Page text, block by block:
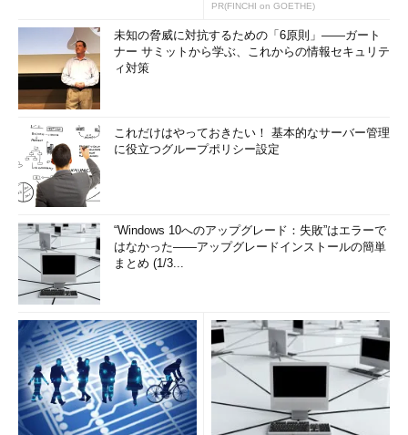
PR(FINCHI on GOETHE)
未知の脅威に対抗するための「6原則」――ガート
ナー サミットから学ぶ、これからの情報セキュリテ
ィ対策
これだけはやっておきたい！ 基本的なサーバー管理
に役立つグループポリシー設定
“Windows 10へのアップグレード：失敗”はエラーで
はなかった――アップグレードインストールの簡単
まとめ (1/3...